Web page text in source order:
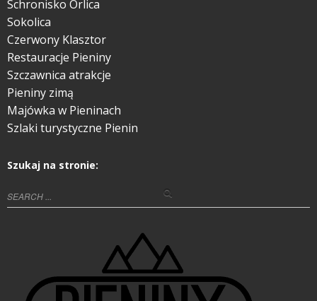
Schronisko Orlica
Sokolica
Czerwony Klasztor
Restauracje Pieniny
Szczawnica atrakcje
Pieniny zimą
Majówka w Pieninach
Szlaki turystyczne Pienin
Szukaj na stronie: